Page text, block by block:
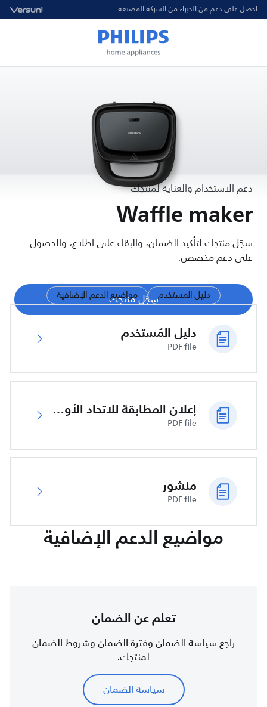
احصل على دعم من الخبراء من الشركة المصنعة
دعم الاستخدام والعناية لمنتجك
Waffle maker
سجّل منتجك لتأكيد الضمان، والبقاء على اطلاع، والحصول
على دعم مخصص.
سجّل منتجكدليل المستخدم مواضيع الدعم الإضافية
دليل المُستخدم
PDF file
إعلان المطابقة للاتحاد الأوروبي
PDF file
منشور
PDF file
مواضيع الدعم الإضافية
تعلم عن الضمان
راجع سياسة الضمان وفترة الضمان وشروط الضمان
لمنتجك.
سياسة الضمان